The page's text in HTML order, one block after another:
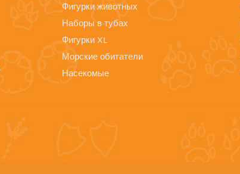
Фигурки животных
Наборы в тубах
Фигурки XL
Морские обитатели
Насекомые